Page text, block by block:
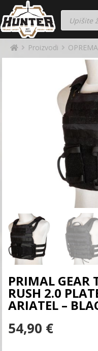
Proizvodi OPREMA
PRIMAL GEAR
RUSH 2.0
ARIATEL –
54,90 €